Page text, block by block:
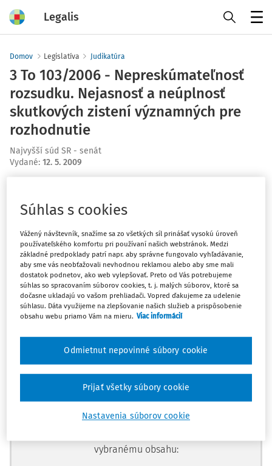
Legalis
Domov Legislatíva Judikatúra
3 To 103/2006 - Nepreskúmateľnosť
rozsudku. Nejasnosť a neúplnosť
skutkových zistení významných pre
rozhodnutie
Najvyšší súd SR - senát
Vydané: 12. 5. 2009
Ups, zatiaľ ste si prečítali len
začiatok...
Celý odborný obsah z tejto oblasti je
dostupný predplatiteľom portálu.
Odomknite si prístup k odbornému
obsahu a získajte prístup na 10 dní
zdarma, stačí sa len zaregistrovať.
vybranému obsahu:
Súhlas s cookies
Vážený návštevník, snažíme sa zo všetkých síl prinášať vysokú úroveň
používateľského komfortu pri používaní našich webstránok. Medzi
základné predpoklady patrí napr. aby správne fungovalo vyhľadávanie,
aby sme vás neobťažovali nevhodnou reklamou alebo aby sme mali
dostatok podnetov, ako web vylepšovať. Preto od Vás potrebujeme
súhlas so spracovaním súborov cookies, t. j. malých súborov, ktoré sa
dočasne ukladajú vo vašom prehliadači. Vopred ďakujeme za udelenie
súhlasu. Dáta využijeme na zlepšovanie našich služieb a prispôsobenie
obsahu webu priamo Vám na mieru. Viac informácií
Nastavenia súborov cookie
Odmietnut nepovinné súbory cookie
Prijať všetky súbory cookie